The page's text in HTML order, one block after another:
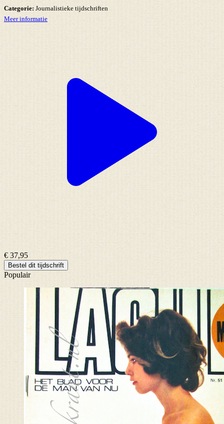
Categorie: Journalistieke tijdschriften
Meer informatie
€ 37,95
Bestel dit tijdschrift
Populair